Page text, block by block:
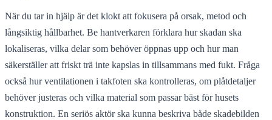
När du tar in hjälp är det klokt att fokusera på orsak, metod och
långsiktig hållbarhet. Be hantverkaren förklara hur skadan ska
lokaliseras, vilka delar som behöver öppnas upp och hur man
säkerställer att friskt trä inte kapslas in tillsammans med fukt. Fråga
också hur ventilationen i takfoten ska kontrolleras, om plåtdetaljer
behöver justeras och vilka material som passar bäst för husets
konstruktion. En seriös aktör ska kunna beskriva både skadebilden